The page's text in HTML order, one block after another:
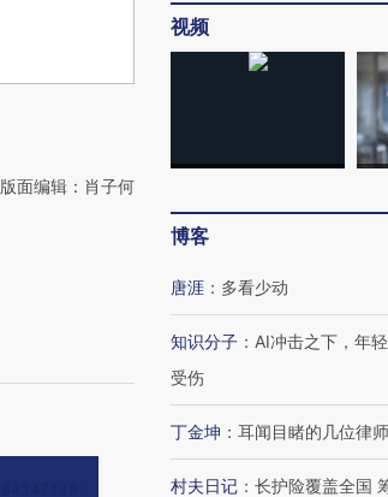
版面编辑：肖子何
视频
博客
唐涯 ： 多看少动
知识分子 ： AI冲击之下，年
受伤
丁金坤 ： 耳闻目睹的几位律师
村夫日记 ： 长护险覆盖全国